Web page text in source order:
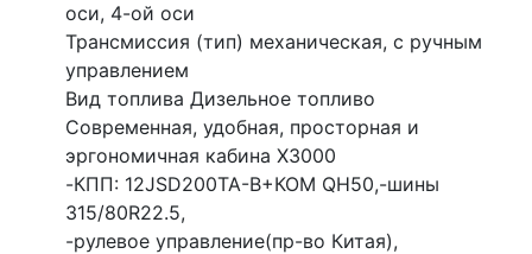
оси, 4-ой оси
Трансмиссия (тип) механическая, с ручным
управлением
Вид топлива Дизельное топливо
Современная, удобная, просторная и
эргономичная кабина X3000
-КПП: 12JSD200TA-B+КОМ QH50,-шины
315/80R22.5,
-рулевое управление(пр-во Китая),